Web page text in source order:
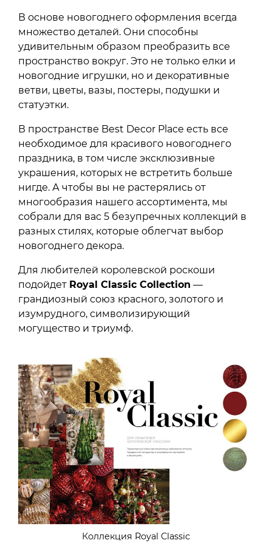
В основе новогоднего оформления всегда
множество деталей. Они способны
удивительным образом преобразить все
пространство вокруг. Это не только елки и
новогодние игрушки, но и декоративные
ветви, цветы, вазы, постеры, подушки и
статуэтки.
В пространстве Best Decor Place есть все
необходимое для красивого новогоднего
праздника, в том числе эксклюзивные
украшения, которых не встретить больше
нигде. А чтобы вы не растерялись от
многообразия нашего ассортимента, мы
собрали для вас 5 безупречных коллекций в
разных стилях, которые облегчат выбор
новогоднего декора.
Для любителей королевской роскоши
подойдет Royal Classic Collection —
грандиозный союз красного, золотого и
изумрудного, символизирующий
могущество и триумф.
Коллекция Royal Classic